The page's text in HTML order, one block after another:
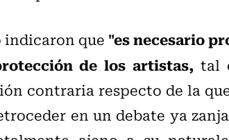
indicaron que "es necesario
de los artistas,tal
contraria respecto de la
en un debate ya